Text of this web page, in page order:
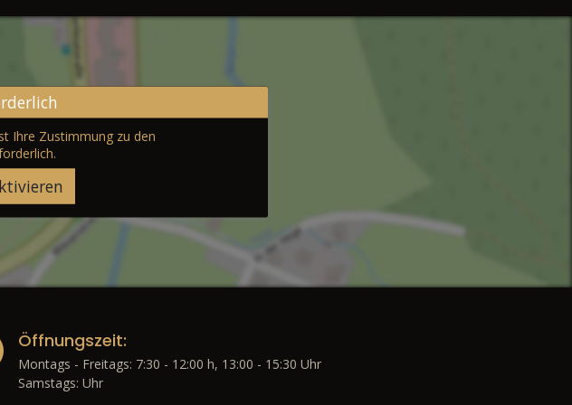
Ihre Zustimmung zu den
Öffnungszeit:
Montags - Freitags: 7:30 - 12:00 h, 13:00 - 15:30 Uhr
Samstags: Uhr